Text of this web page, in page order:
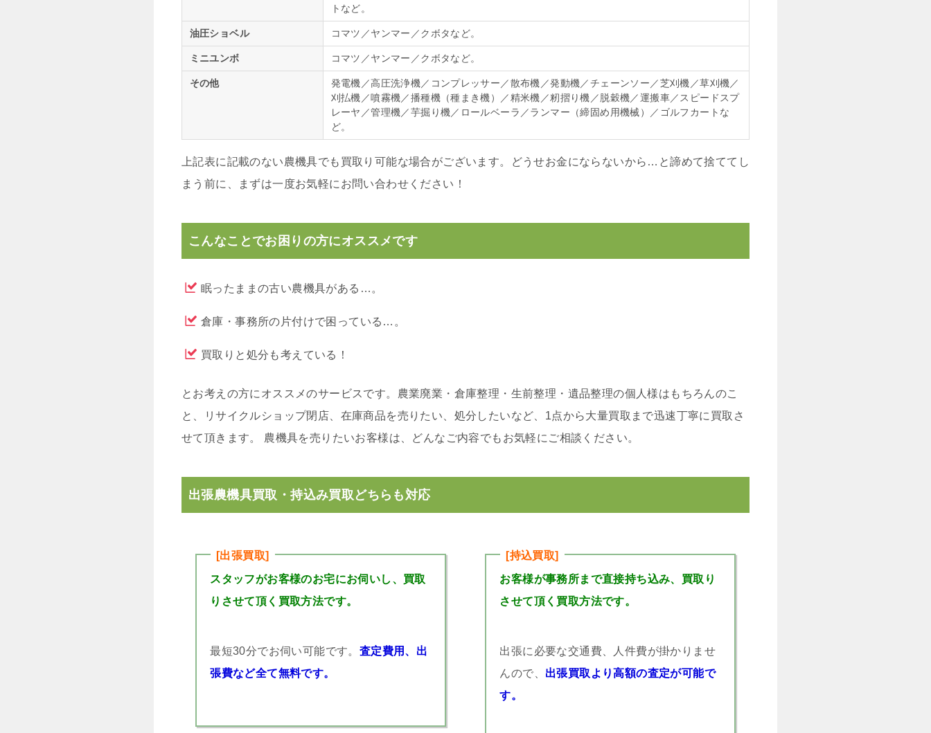
トなど。
油圧ショベル コマツ／ヤンマー／クボタなど。
ミニユンボ コマツ／ヤンマー／クボタなど。
その他
発電機／高圧洗浄機／コンプレッサー／散布機／発動機／チェーンソー／芝刈機／草刈機／
刈払機／噴霧機／播種機（種まき機）／精米機／籾摺り機／脱穀機／運搬車／スピードスプ
レーヤ／管理機／芋掘り機／ロールベーラ／ランマー（締固め用機械）／ゴルフカートな
ど。
上記表に記載のない農機具でも買取り可能な場合がございます。どうせお金にならないから…と諦めて捨ててし
まう前に、まずは一度お気軽にお問い合わせください！
こんなことでお困りの方にオススメです
眠ったままの古い農機具がある…。
倉庫・事務所の片付けで困っている…。
買取りと処分も考えている！
とお考えの方にオススメのサービスです。農業廃業・倉庫整理・生前整理・遺品整理の個人様はもちろんのこ
と、リサイクルショップ閉店、在庫商品を売りたい、処分したいなど、1点から大量買取まで迅速丁寧に買取さ
せて頂きます。 農機具を売りたいお客様は、どんなご内容でもお気軽にご相談ください。
出張農機具買取・持込み買取どちらも対応
[出張買取]
スタッフがお客様のお宅にお伺いし、買取
りさせて頂く買取方法です。
最短30分でお伺い可能です。 査定費用、出
張費など全て無料です。
[持込買取]
お客様が事務所まで直接持ち込み、買取り
させて頂く買取方法です。
出張に必要な交通費、人件費が掛かりませ
んので、 出張買取より高額の査定が可能で
す。